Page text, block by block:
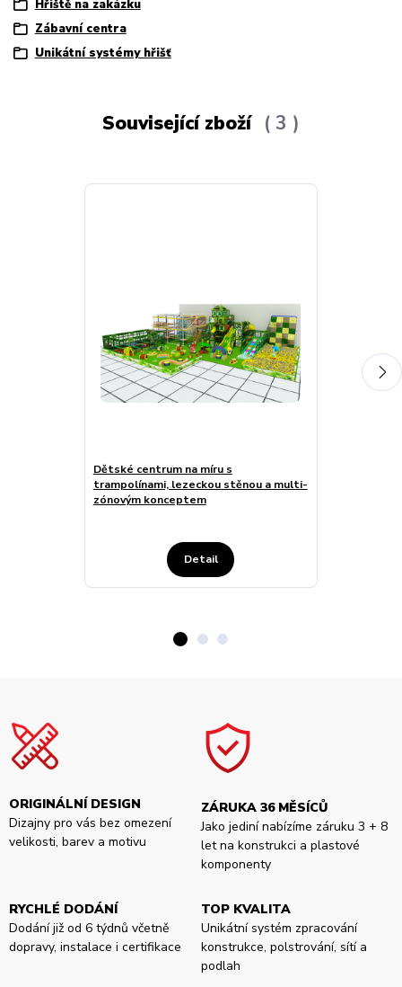
Hřiště na zakázku
Zábavní centra
Unikátní systémy hřišť
Související zboží 3
Dětské centrum na míru s
trampolínami, lezeckou stěnou a multi-
zónovým konceptem
Detail
ORIGINÁLNÍ DESIGN
Dizajny pro vás bez omezení
velikosti, barev a motivu
ZÁRUKA 36 MĚSÍCŮ
Jako jediní nabízíme záruku 3 + 8
let na konstrukci a plastové
komponenty
RYCHLÉ DODÁNÍ
Dodání již od 6 týdnů včetně
dopravy, instalace i certifikace
TOP KVALITA
Unikátní systém zpracování
konstrukce, polstrování, sítí a
podlah